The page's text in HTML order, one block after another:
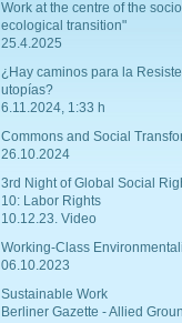
Work at the centre of the
ecological transition"
25.4.2025
¿Hay caminos para la
utopías?
6.11.2024, 1:33 h
Commons and Social
26.10.2024
3rd Night of Global Social
10: Labor Rights
10.12.23. Video
Working-Class
06.10.2023
Sustainable Work
Berliner Gazette - Allied